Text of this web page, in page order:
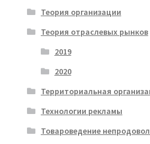
Теория организации
Теория отраслевых рынков
2019
2020
Территориальная
Технологии рекламы
Товароведение